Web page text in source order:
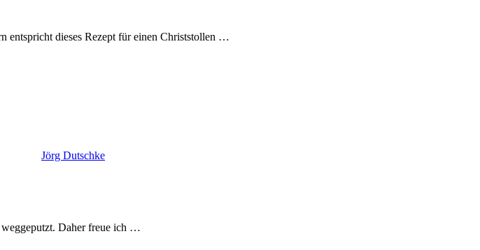
entspricht dieses Rezept für einen Christstollen …
Jörg Dutschke
Daher freue ich …